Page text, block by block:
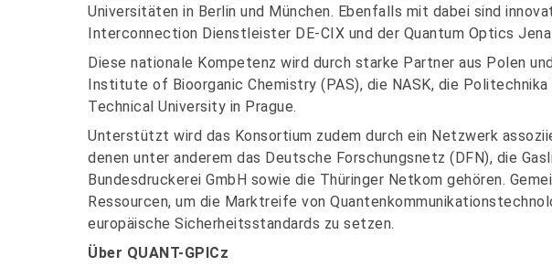
Universitäten in Berlin und München. Ebenfalls mit dabei sind
Interconnection Dienstleister DE-CIX und der Quantum Optics Jena
Diese nationale Kompetenz wird durch starke Partner aus Polen
Institute of Bioorganic Chemistry (PAS), die NASK, die
Technical University in Prague.
Unterstützt wird das Konsortium zudem durch ein Netzwerk
denen unter anderem das Deutsche Forschungsnetz (DFN), die
Bundesdruckerei GmbH sowie die Thüringer Netkom gehören.
Ressourcen, um die Marktreife von
europäische Sicherheitsstandards zu setzen.
Über QUANT-GPICz